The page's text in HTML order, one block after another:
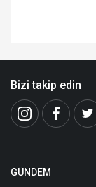
Bizi takip edin
GÜNDEM